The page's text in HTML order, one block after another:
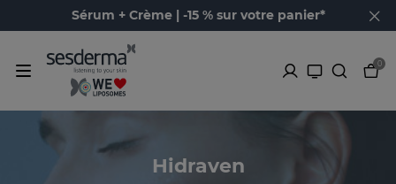
Sérum + Crème | -15 % sur votre panier*
0
Hidraven